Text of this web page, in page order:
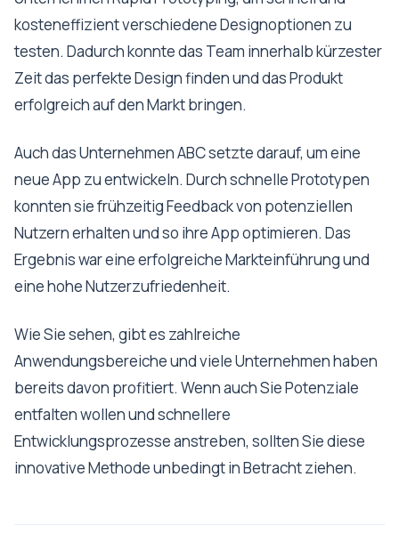
kosteneffizient verschiedene Designoptionen zu
testen. Dadurch konnte das Team innerhalb kürzester
Zeit das perfekte Design finden und das Produkt
erfolgreich auf den Markt bringen.
Auch das Unternehmen ABC setzte darauf, um eine
neue App zu entwickeln. Durch schnelle Prototypen
konnten sie frühzeitig Feedback von potenziellen
Nutzern erhalten und so ihre App optimieren. Das
Ergebnis war eine erfolgreiche Markteinführung und
eine hohe Nutzerzufriedenheit.
Wie Sie sehen, gibt es zahlreiche
Anwendungsbereiche und viele Unternehmen haben
bereits davon profitiert. Wenn auch Sie Potenziale
entfalten wollen und schnellere
Entwicklungsprozesse anstreben, sollten Sie diese
innovative Methode unbedingt in Betracht ziehen.